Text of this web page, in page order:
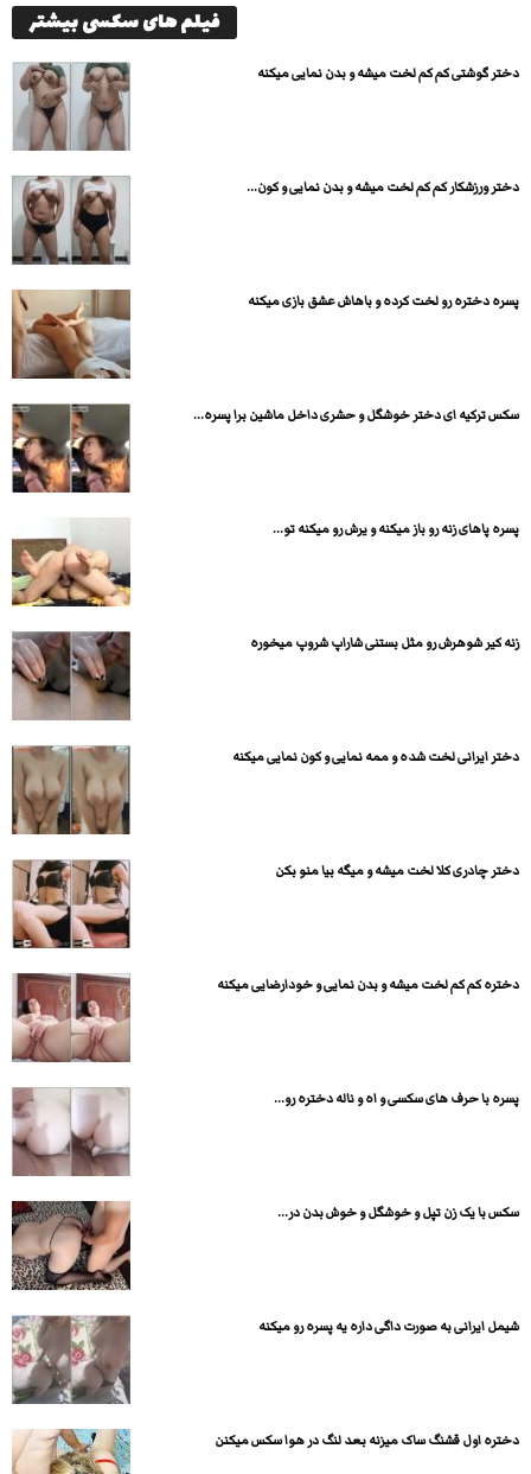
فیلم های سکسی بیشتر
دختر گوشتی کم کم لخت میشه و بدن نمایی میکنه
دختر ورزشکار کم کم لخت میشه و بدن نمایی و کون...
پسره دختره رو لخت کرده و باهاش عشق بازی میکنه
سکس ترکیه ای دختر خوشگل و حشری داخل ماشین برا پسره...
پسره پاهای زنه رو باز میکنه و یرش رو میکنه تو...
زنه کیر شوهرش رو مثل بستنی شاراپ شروپ میخوره
دختر ایرانی لخت شده و ممه نمایی و کون نمایی میکنه
دختر چادری کلا لخت میشه و میگه بیا منو بکن
دختره کم کم لخت میشه و بدن نمایی و خودارضایی میکنه
پسره با حرف های سکسی و اه و ناله دختره رو...
سکس با یک زن تپل و خوشگل و خوش بدن در...
شیمل ایرانی به صورت داگی داره یه پسره رو میکنه
دختره اول قشنگ ساک میزنه بعد لنگ در هوا سکس میکنن